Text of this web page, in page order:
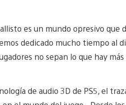
es un mundo opresivo que
dedicado mucho tiempo al
no sepan lo que hay más
de audio 3D de PS5, el